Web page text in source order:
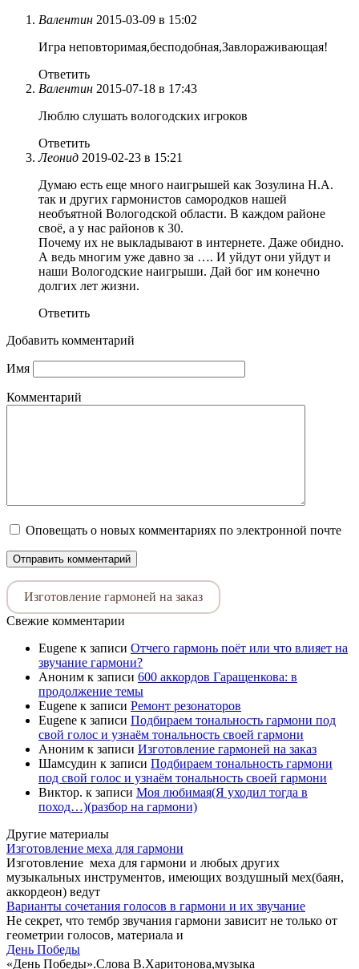
Валентин 2015-03-09 в 15:02
Игра неповторимая,бесподобная,Завлораживающая!
Ответить
Валентин 2015-07-18 в 17:43
Люблю слушать вологодских игроков
Ответить
Леонид 2019-02-23 в 15:21
Думаю есть еще много наигрышей как Зозулина Н.А.
так и других гармонистов самородков нашей
необъятной Вологодской области. В каждом районе
своё, а у нас районов к 30.
Почему их не выкладывают в интернете. Даже обидно.
А ведь многим уже давно за …. И уйдут они уйдут и
наши Вологодские наигрыши. Дай бог им конечно
долгих лет жизни.
Ответить
Добавить комментарий
Имя
Комментарий
Оповещать о новых комментариях по электронной почте
Изготовление гармоней на заказ
Свежие комментарии
Eugene к записи Отчего гармонь поёт или что влияет на
звучание гармони?
Аноним к записи 600 аккордов Гаращенкова: в
продолжение темы
Eugene к записи Ремонт резонаторов
Eugene к записи Подбираем тональность гармони под
свой голос и узнаём тональность своей гармони
Аноним к записи Изготовление гармоней на заказ
Шамсудин к записи Подбираем тональность гармони
под свой голос и узнаём тональность своей гармони
Виктор. к записи Моя любимая(Я уходил тогда в
поход…)(разбор на гармони)
Другие материалы
Изготовление меха для гармони
Изготовление меха для гармони и любых других
музыкальных инструментов, имеющих воздушный мех(баян,
аккордеон) ведут
Варианты сочетания голосов в гармони и их звучание
Не секрет, что тембр звучания гармони зависит не только от
геометрии голосов, материала и
День Победы
«День Победы».Слова В.Харитонова,музыка